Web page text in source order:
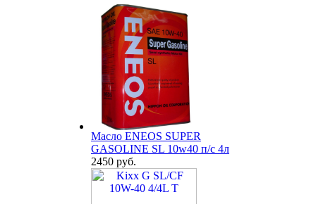
Масло ENEOS SUPER
GASOLINE SL 10w40 п/с 4л
2450 руб.